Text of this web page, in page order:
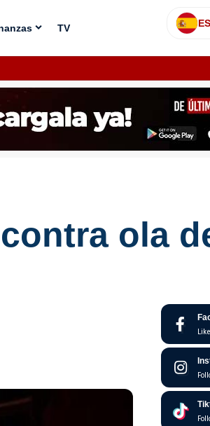
TV ES
ola
Like